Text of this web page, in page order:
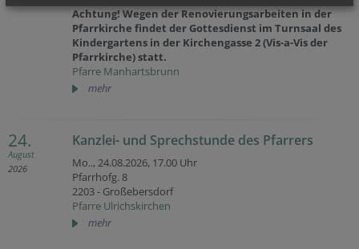
Achtung! Wegen der Renovierungsarbeiten in der
Pfarrkirche findet der Gottesdienst im Turnsaal des
Kindergartens in der Kirchengasse 2 (Vis-a-Vis der
Pfarrkirche) statt.
Pfarre Manhartsbrunn
mehr
24.
August
2026
Kanzlei- und Sprechstunde des Pfarrers
Mo.., 24.08.2026, 17.00 Uhr
Pfarrhofg. 8
2203 - Großebersdorf
Pfarre Ulrichskirchen
mehr